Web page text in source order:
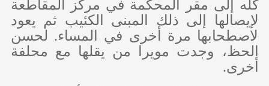
كله إلى مقر المحكمة في مركز المقاطعة
لإيصالها إلى ذلك المبنى الكئيب ثم يعود
لاصطحابها مرة أخرى في المساء. لحسن
الحظ، وجدت مويرا من يقلها مع محلفة
أخرى.